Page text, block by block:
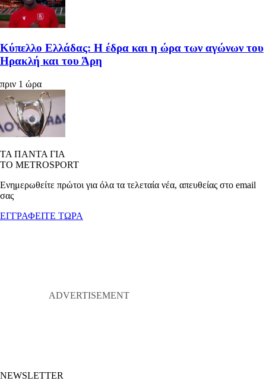
Κύπελλο Ελλάδας: Η έδρα και η ώρα των αγώνων του
Ηρακλή και του Άρη
πριν 1 ώρα
ΤΑ ΠΑΝΤΑ ΓΙΑ
ΤΟ METROSPORT
Ενημερωθείτε πρώτοι για όλα τα τελεταία νέα, απευθείας στο email
σας
ΕΓΓΡΑΦΕΙΤΕ ΤΩΡΑ
NEWSLETTER